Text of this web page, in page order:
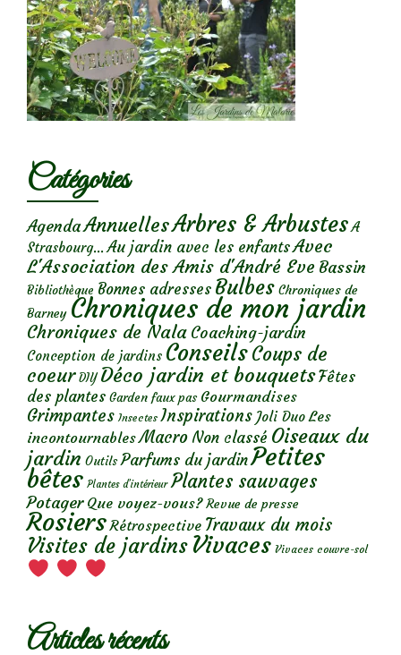
Catégories
AgendaAnnuellesArbres & Arbustes A
Strasbourg... Au jardin avec les enfantsAvec
L'Association des Amis d'André Eve Bassin
Bibliothèque Bonnes adresses Bulbes Chroniques de
Barney Chroniques de mon jardin
Chroniques de Nala Coaching-jardin
Conception de jardins ConseilsCoups de
coeur DIY Déco jardin et bouquetsFêtes
des plantes Garden faux pas Gourmandises
Grimpantes Insectes Inspirations Joli Duo Les
incontournables Macro Non classé Oiseaux du
jardin Outils Parfums du jardinPetites
bêtes Plantes d’intérieur Plantes sauvages
Potager Que voyez-vous? Revue de presse
Rosiers Rétrospective Travaux du mois
Visites de jardins Vivaces Vivaces couvre-sol
Articles récents